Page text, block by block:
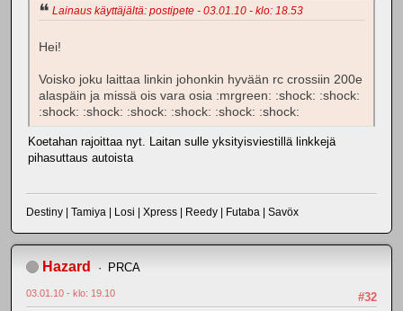
Lainaus käyttäjältä: postipete - 03.01.10 - klo: 18.53
Hei!
Voisko joku laittaa linkin johonkin hyvään rc crossiin 200e
alaspäin ja missä ois vara osia :mrgreen: :shock: :shock:
:shock: :shock: :shock: :shock: :shock: :shock:
Koetahan rajoittaa nyt. Laitan sulle yksityisviestillä linkkejä
pihasuttaus autoista
Destiny | Tamiya | Losi | Xpress | Reedy | Futaba | Savöx
Hazard PRCA
#32
03.01.10 - klo: 19.10